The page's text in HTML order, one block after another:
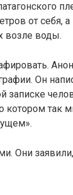
от себя, а
возле воды.
Он
записке
котором так
Они